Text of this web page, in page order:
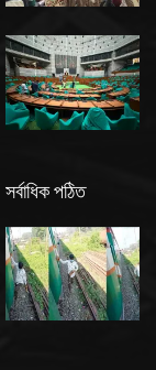
সর্বাধিক পঠিত